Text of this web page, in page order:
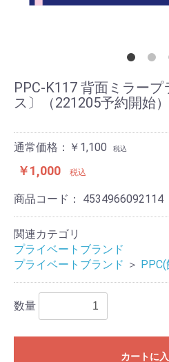
PPC-K117 背面ミラー
ス〕（221205予約開始）
通常価格：￥1,100 税込
￥1,000 税込
商品コード： 4534966092114
関連カテゴリ
プライベートブランド
プライベートブランド ＞ PPC(
数量
カートに